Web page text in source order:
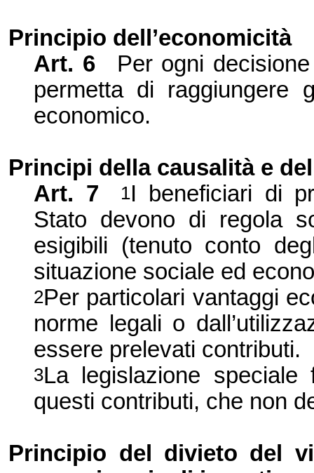
Principio dell’economicità
Art. 6
Per ogni
permetta di raggiungere
economico.
Principi della causalità e
Art. 7
1I beneficiari di
Stato devono di regola
esigibili (tenuto conto
situazione sociale ed
2Per particolari vantaggi
norme legali o
essere prelevati contributi.
3La legislazione speciale
questi contributi, che non
Principio del divieto del